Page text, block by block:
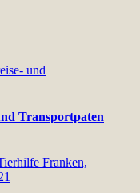
Transportpaten